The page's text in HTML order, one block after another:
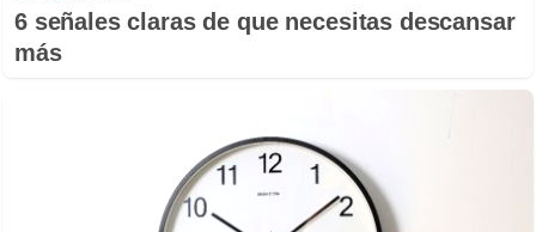
6 señales claras de que necesitas descansar
más